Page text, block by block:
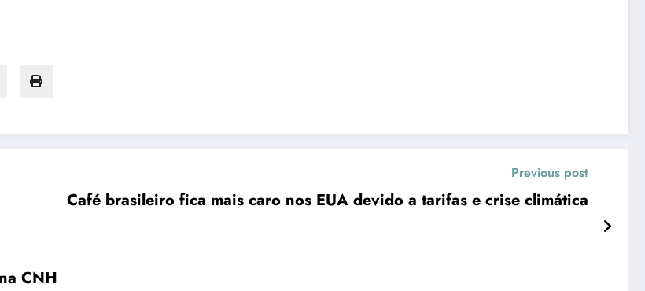
Previous post
Café brasileiro fica mais caro nos EUA devido a tarifas e crise climática
CNH